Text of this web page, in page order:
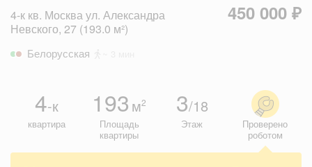
4-к кв. Москва ул. Александра
Невского, 27 (193.0 м²)
450 000 ₽
Белорусская
4-к
квартира
193 м2
Площадь
квартиры
3/18
Этаж
Проверено
роботом